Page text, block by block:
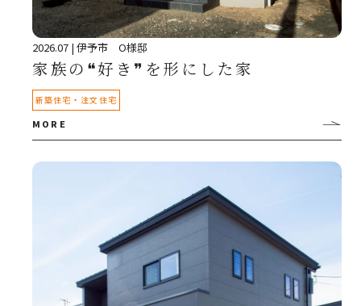
2026.07 | 伊予市 O様邸
家族の❝好き❞を形にした家
新築住宅 ・注文住宅
MORE